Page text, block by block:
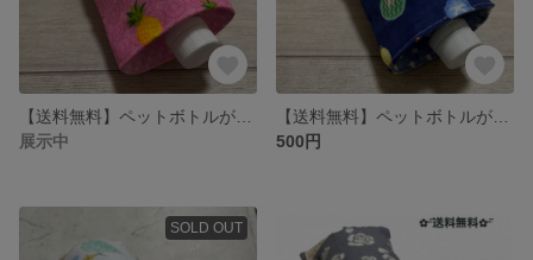
展示中
500円
SOLD OUT